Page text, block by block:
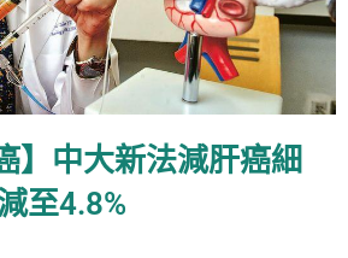
】中大新法減肝癌細
至4.8%